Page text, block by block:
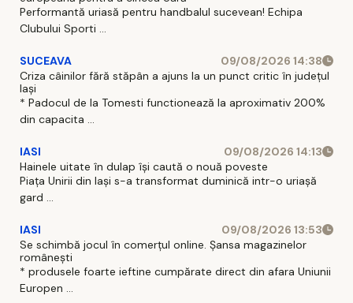
Performantă uriasă pentru handbalul sucevean! Echipa
Clubului Sporti ...
SUCEAVA
09/08/2026 14:38
Criza câinilor fără stăpân a ajuns la un punct critic în județul
Iași
* Padocul de la Tomesti functionează la aproximativ 200%
din capacita ...
IASI
09/08/2026 14:13
Hainele uitate în dulap îşi caută o nouă poveste
Piaţa Unirii din Iaşi s-a transformat duminică intr-o uriaşă
gard ...
IASI
09/08/2026 13:53
Se schimbă jocul în comerțul online. Șansa magazinelor
românești
* produsele foarte ieftine cumpărate direct din afara Uniunii
Europen ...